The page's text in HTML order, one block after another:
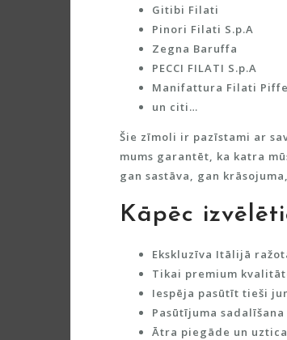
Gitibi Filati
Pinori Filati S.p.A
Zegna Baruffa
PECCI FILATI S.p.A
Manifattura Filati
un citi…
Šie zīmoli ir pazīstami ar
mums garantēt, ka katra
gan sastāva, gan
Kāpēc
Ekskluzīva Itālijā
Tikai premium
Iespēja pasūtīt tieši
Pasūtījuma
Ātra piegāde un